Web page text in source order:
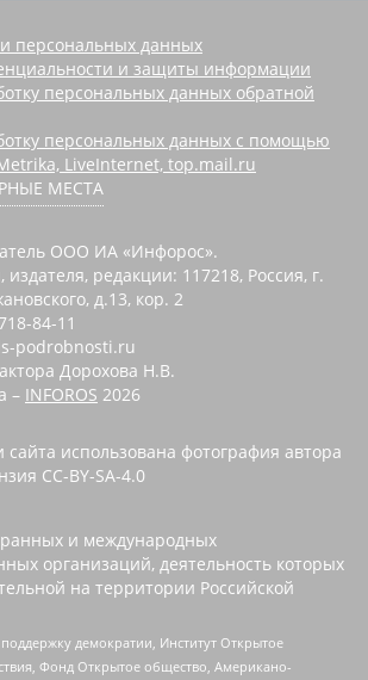
персональных данных
и защиты информации
персональных данных обратной
персональных данных с помощью
LiveInternet, top.mail.ru
МЕСТА
ООО ИА «Инфорос».
редакции: 117218, Россия, г.
д.13, кор. 2
84-11
podrobnosti.ru
Дорохова Н.В.
– INFOROS 2026
сайта использована фотография автора
CC-BY-SA-4.0
и международных
организаций, деятельность которых
на территории Российской
демократии, Институт Открытое
Фонд Открытое общество, Американо-